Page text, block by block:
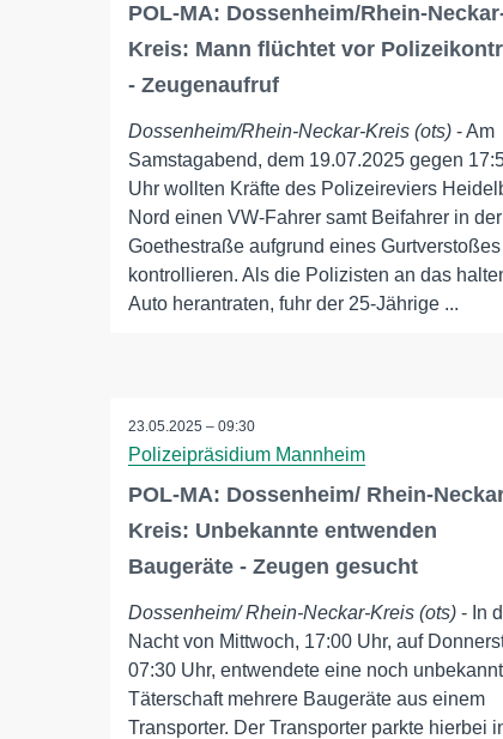
POL-MA: Dossenheim/Rhein-
Kreis: Mann flüchtet vor
- Zeugenaufruf
Dossenheim/Rhein-Neckar-Kreis (ots) - Am
Samstagabend, dem 19.07.2025 gegen
Uhr wollten Kräfte des Polizeireviers
Nord einen VW-Fahrer samt Beifahrer in der
Goethestraße aufgrund eines Gurtverstoßes
kontrollieren. Als die Polizisten an das
Auto herantraten, fuhr der 25-Jährige ...
23.05.2025 – 09:30
Polizeipräsidium Mannheim
POL-MA: Dossenheim/ Rhein-
Kreis: Unbekannte entwenden
Baugeräte - Zeugen gesucht
Dossenheim/ Rhein-Neckar-Kreis (ots) - In
Nacht von Mittwoch, 17:00 Uhr, auf
07:30 Uhr, entwendete eine noch
Täterschaft mehrere Baugeräte aus einem
Transporter. Der Transporter parkte hierbei